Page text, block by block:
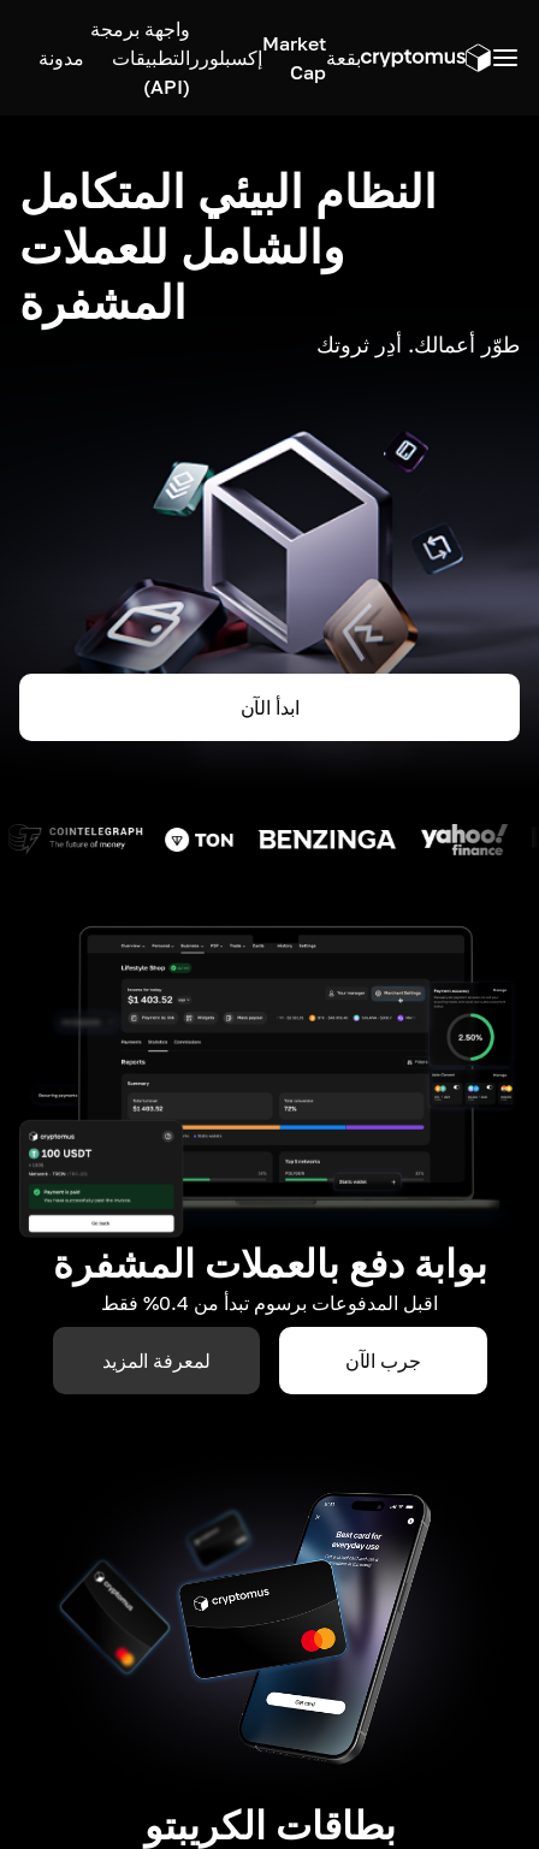
بقعة
Market
Cap
إكسبلورر
واجهة برمجة
التطبيقات
(API)
مدونة
النظام البيئي المتكامل
والشامل للعملات
المشفرة
طوّر أعمالك. أدِر ثروتك
ابدأ الآن
بوابة دفع بالعملات المشفرة
اقبل المدفوعات برسوم تبدأ من 0.4% فقط
جرب الآن لمعرفة المزيد
بطاقات الكريبتو